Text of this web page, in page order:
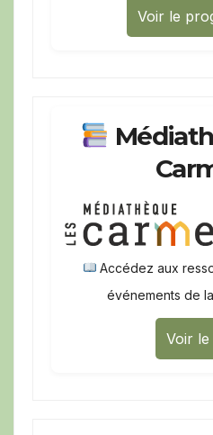
Voir le
Accédez aux
événements de
Voir le